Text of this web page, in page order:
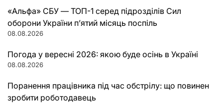
«Альфа» СБУ — ТОП-1 серед підрозділів Сил
оборони України п’ятий місяць поспіль
08.08.2026
Погода у вересні 2026: якою буде осінь в Україні
08.08.2026
Поранення працівника під час обстрілу: що повинен
зробити роботодавець